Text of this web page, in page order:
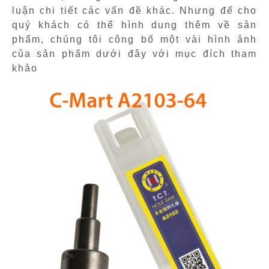
luận chi tiết các vấn đề khác. Nhưng để cho
quý khách có thể hình dung thêm về sản
phẩm, chúng tôi công bố một vài hình ảnh
của sản phẩm dưới đây với mục đích tham
khảo